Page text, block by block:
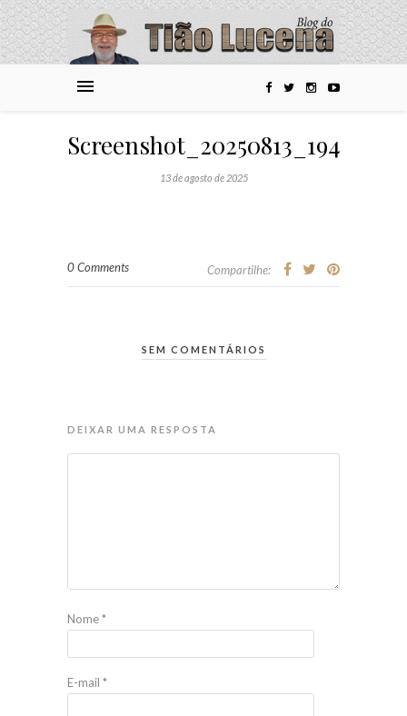
13 de agosto de 2025
0 Comments Compartilhe:
SEM COMENTÁRIOS
DEIXAR UMA RESPOSTA
Nome*
E-mail *